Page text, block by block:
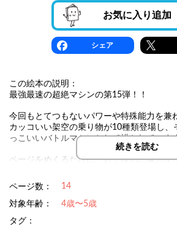
お気に入り追加
シェア
この絵本の説明：
最強最速の超絶マシンの第15弾！！
今回もとてつもないパワーや特殊能力を兼
カッコいい架空の乗り物が10種類登場し、
っこいいバトルマシンとして描かれていま
ページをめくるたびに、お子様の想像力を
読んで楽しむだけでなく、親子で「どのマ
な？」と話し合う時間も特別なひとときに
続きを読む
ページ数： 14
対象年齢：
4歳〜5歳
タグ：